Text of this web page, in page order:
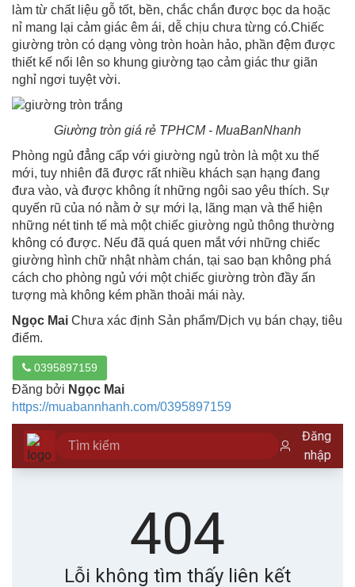
làm từ chất liệu gỗ tốt, bền, chắc chắn được bọc da hoặc
nỉ mang lại cảm giác êm ái, dễ chịu chưa từng có.Chiếc
giường tròn có dạng vòng tròn hoàn hảo, phần đệm được
thiết kế nổi lên so khung giường tạo cảm giác thư giãn
nghỉ ngơi tuyệt vời.
Giường tròn giá rẻ TPHCM - MuaBanNhanh
Phòng ngủ đẳng cấp với giường ngủ tròn là một xu thế
mới, tuy nhiên đã được rất nhiều khách sạn hạng đang
đưa vào, và được không ít những ngôi sao yêu thích. Sự
quyến rũ của nó nằm ở sự mới lạ, lãng mạn và thể hiện
những nét tinh tế mà một chiếc giường ngủ thông thường
không có được. Nếu đã quá quen mắt với những chiếc
giường hình chữ nhật nhàm chán, tại sao bạn không phá
cách cho phòng ngủ với một chiếc giường tròn đầy ấn
tượng mà không kém phần thoải mái này.
Ngọc Mai Chưa xác định Sản phẩm/Dịch vụ bán chạy, tiêu
điểm.
0395897159
Đăng bởi Ngọc Mai
https://muabannhanh.com/0395897159